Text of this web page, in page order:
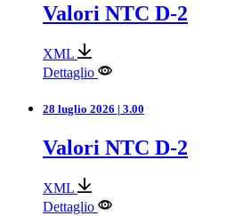
Valori NTC D-2
XML
Dettaglio
28 luglio 2026 | 3.00
Valori NTC D-2
XML
Dettaglio